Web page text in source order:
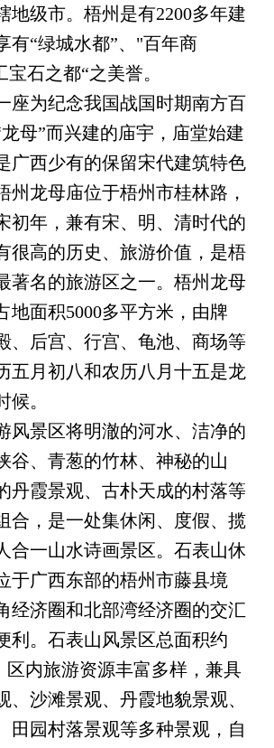
地级市。梧州是有2200多年建
有“绿城水都”、"百年商
石之都“之美誉。
座为纪念我国战国时期南方百
母”而兴建的庙宇，庙堂始建
广西少有的保留宋代建筑特色
州龙母庙位于梧州市桂林路，
初年，兼有宋、明、清时代的
很高的历史、旅游价值，是梧
著名的旅游区之一。梧州龙母
地面积5000多平方米，由牌
、后宫、行宫、龟池、商场等
五月初八和农历八月十五是龙
。
风景区将明澈的河水、洁净的
谷、青葱的竹林、神秘的山
丹霞景观、古朴天成的村落等
合，是一处集休闲、度假、揽
合一山水诗画景区。石表山休
于广西东部的梧州市藤县境
经济圈和北部湾经济圈的交汇
利。石表山风景区总面积约
区内旅游资源丰富多样，兼具
、沙滩景观、丹霞地貌景观、
田园村落景观等多种景观，自